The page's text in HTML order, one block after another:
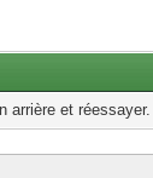
arrière et réessayer.